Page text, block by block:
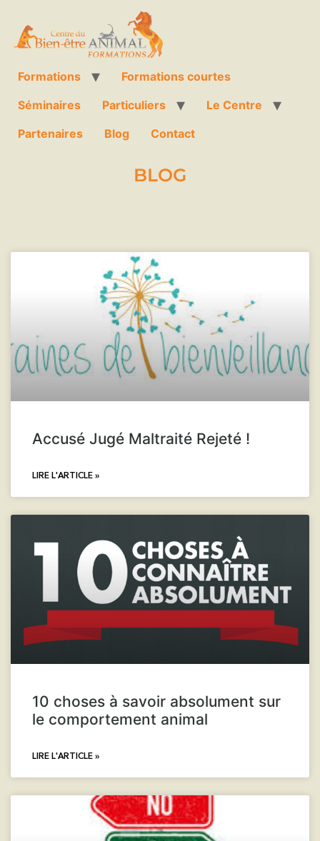
Formations
Formations courtes
Séminaires
Particuliers
Le Centre
Partenaires
Blog Contact
BLOG
Accusé Jugé Maltraité Rejeté !
LIRE L'ARTICLE »
10 choses à savoir absolument sur
le comportement animal
LIRE L'ARTICLE »